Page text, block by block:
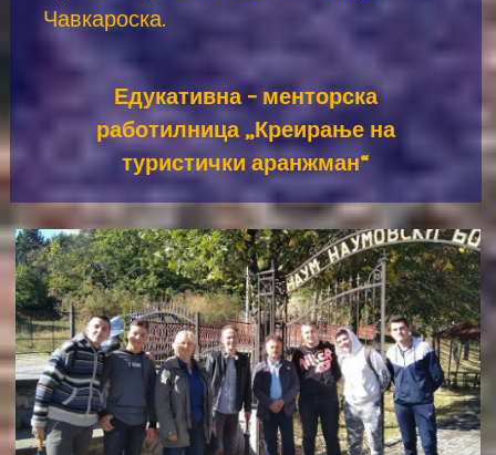
Чавкароска.
Едукативна – менторска
работилница „Креирање на
туристички аранжман“